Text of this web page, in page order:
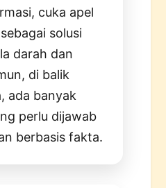
cuka apel
solusi
darah dan
di balik
ada banyak
perlu dijawab
berbasis fakta.